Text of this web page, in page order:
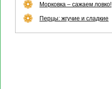
Морковка – сажаем ловко!
Перцы: жгучие и сладкие